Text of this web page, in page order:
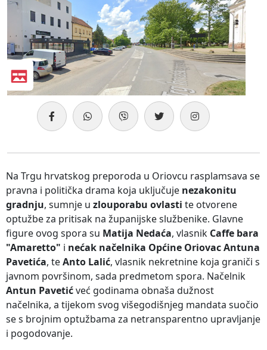
Na Trgu hrvatskog preporoda u Oriovcu rasplamsava se
pravna i politička drama koja uključuje nezakonitu
gradnju, sumnje u zlouporabu ovlasti te otvorene
optužbe za pritisak na županijske službenike. Glavne
figure ovog spora su Matija Nedaća, vlasnik Caffe bara
"Amaretto" i nećak načelnika Općine Oriovac Antuna
Pavetića, teAnto Lalić, vlasnik nekretnine koja graniči s
javnom površinom, sada predmetom spora. Načelnik
Antun Pavetićveć godinama obnaša dužnost
načelnika, a tijekom svog višegodišnjeg mandata suočio
se s brojnim optužbama za netransparentno upravljanje
i pogodovanje.